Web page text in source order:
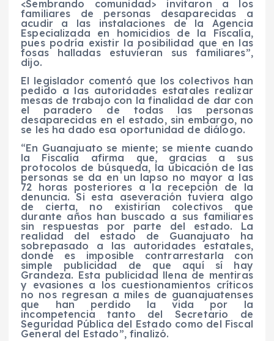
<Sembrando comunidad> invitaron a los
familiares de personas desaparecidas a
acudir a las instalaciones de la Agencia
Especializada en homicidios de la Fiscalía,
pues podría existir la posibilidad que en las
fosas halladas estuvieran sus familiares”,
dijo.
El legislador comentó que los colectivos han
pedido a las autoridades estatales realizar
mesas de trabajo con la finalidad de dar con
el paradero de todas las personas
desaparecidas en el estado, sin embargo, no
se les ha dado esa oportunidad de diálogo.
“En Guanajuato se miente; se miente cuando
la Fiscalía afirma que, gracias a sus
protocolos de búsqueda, la ubicación de las
personas se da en un lapso no mayor a las
72 horas posteriores a la recepción de la
denuncia. Si esta aseveración tuviera algo
de cierta, no existirían colectivos que
durante años han buscado a sus familiares
sin respuestas por parte del estado. La
realidad del estado de Guanajuato ha
sobrepasado a las autoridades estatales,
donde es imposible contrarrestarla con
simple publicidad de que aquí sí hay
Grandeza. Esta publicidad llena de mentiras
y evasiones a los cuestionamientos críticos
no nos regresan a miles de guanajuatenses
que han perdido la vida por la
incompetencia tanto del Secretario de
Seguridad Pública del Estado como del Fiscal
General del Estado”, finalizó.